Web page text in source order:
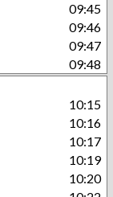
09:45
09:46
09:47
09:48
10:15
10:16
10:17
10:19
10:20